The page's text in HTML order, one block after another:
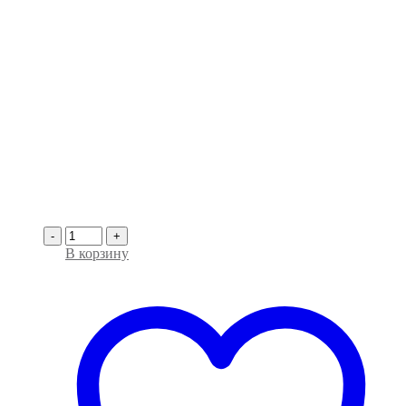
- +
В корзину